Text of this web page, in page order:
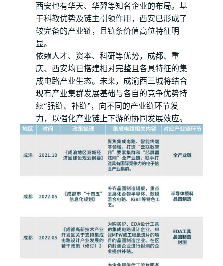
西安也有华天、华羿等知名企业的布局。基
于科教优势及链主引领作用，西安已形成了
较完备的产业链，且链条价值高位特征明
显。
依赖人才、资本、科研等优势，成都、重
庆、西安均已搭建相对完整且各具特征的集
成电路产业生态。未来，成渝西三城将结合
现有产业集群发展基础与各自的竞争优势持
续“强链、补链”，向不同的产业链环节发
力，以强化产业链上下游的协同发展效应。